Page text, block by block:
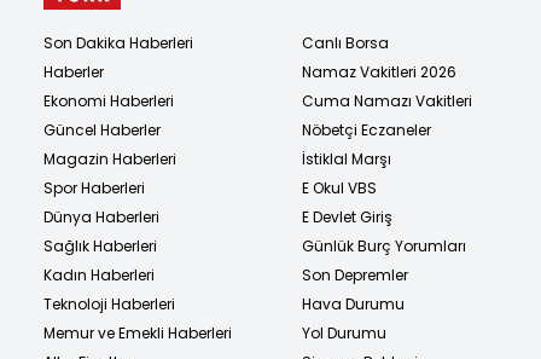
Son Dakika Haberleri
Haberler
Ekonomi Haberleri
Güncel Haberler
Magazin Haberleri
Spor Haberleri
Dünya Haberleri
Sağlık Haberleri
Kadın Haberleri
Teknoloji Haberleri
Memur ve Emekli Haberleri
Canlı Borsa
Namaz Vakitleri 2026
Cuma Namazı Vakitleri
Nöbetçi Eczaneler
İstiklal Marşı
E Okul VBS
E Devlet Giriş
Günlük Burç Yorumları
Son Depremler
Hava Durumu
Yol Durumu